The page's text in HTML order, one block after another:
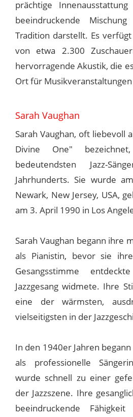
prächtige
beeindruckende
Tradition darstellt. Es
von etwa 2.300
hervorragende Akustik, die
Ort für
Sarah Vaughan
Sarah Vaughan, oft liebevoll
Divine One"
bedeutendsten Jazz-
Jahrhunderts. Sie wurde
Newark, New Jersey, USA,
am 3. April 1990 in Los
Sarah Vaughan begann ihre
als Pianistin, bevor sie
Gesangsstimme
Jazzgesang widmete. Ihre
eine der wärmsten,
vielseitigsten in der
In den 1940er Jahren
als professionelle
wurde schnell zu einer
der Jazzszene. Ihre
beeindruckende